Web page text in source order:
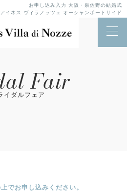
お申し込み入力 大阪・泉佐野の結婚式
アイネス ヴィラノッツェ オーシャンポートサイド
Fair
イダルフェア
でお申し込みください。